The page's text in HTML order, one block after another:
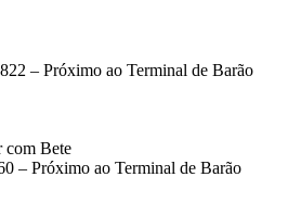
– Próximo ao Terminal de Barão
com Bete
– Próximo ao Terminal de Barão